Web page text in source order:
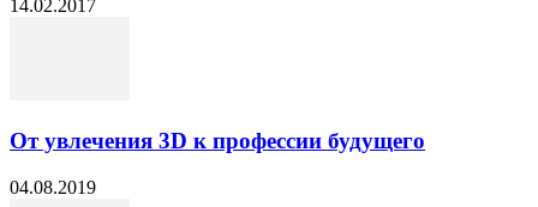
14.02.2017
От увлечения 3D к профессии будущего
04.08.2019